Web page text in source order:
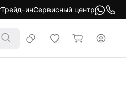
Трейд-инСервисный центр